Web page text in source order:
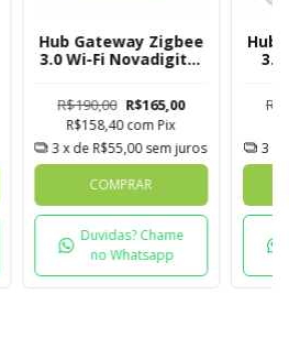
Hub Gateway Zigbee
3.0 Wi-Fi Novadigital
R$190,00 R$165,00
R$158,40com Pix
3 x de R$55,00sem juros
COMPRAR
Duvidas? Chame
no Whatsapp
Hub
3.0
3